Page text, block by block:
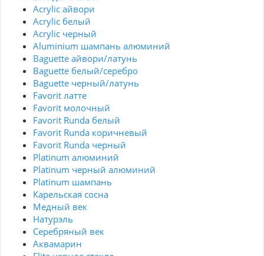
Acrylic айвори
Acrylic белый
Acrylic черный
Aluminium шампань алюминий
Baguette айвори/латунь
Baguette белый/серебро
Baguette черный/латунь
Favorit латте
Favorit молочный
Favorit Runda белый
Favorit Runda коричневый
Favorit Runda черный
Platinum алюминий
Platinum черный алюминий
Platinum шампань
Карельская сосна
Медный век
Натурэль
Серебряный век
Аквамарин